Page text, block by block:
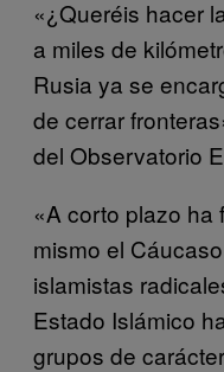
«¿Queréis hacer
a miles de
Rusia ya se
de cerrar
del Observatorio
«A corto plazo ha
mismo el
islamistas
Estado Islámico
grupos de